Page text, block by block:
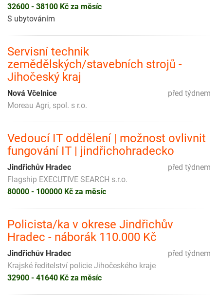
32600 - 38100 Kč za měsíc
S ubytováním
Servisní technik
zemědělských/stavebních strojů -
Jihočeský kraj
před týdnem
Nová Včelnice
Moreau Agri, spol. s r.o.
Vedoucí IT oddělení | možnost ovlivnit
fungování IT | jindřichohradecko
před týdnem
Jindřichův Hradec
Flagship EXECUTIVE SEARCH s.r.o.
80000 - 100000 Kč za měsíc
Policista/ka v okrese Jindřichův
Hradec - náborák 110.000 Kč
před týdnem
Jindřichův Hradec
Krajské ředitelství policie Jihočeského kraje
32900 - 41640 Kč za měsíc